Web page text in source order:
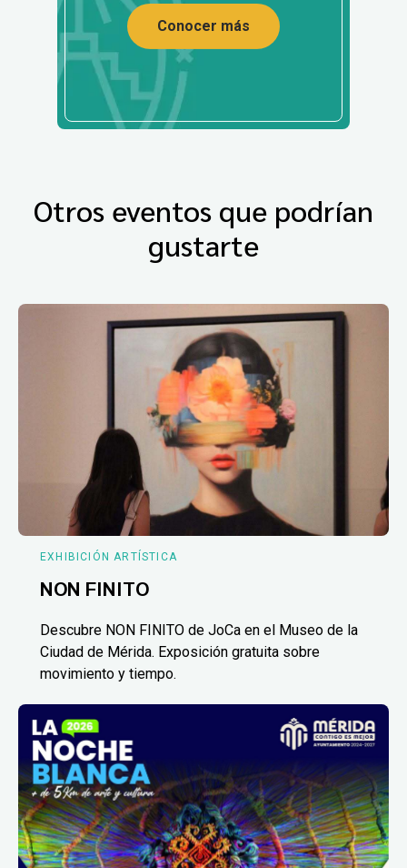
Conocer más
Otros eventos que podrían
gustarte
EXHIBICIÓN ARTÍSTICA
NON FINITO
Descubre NON FINITO de JoCa en el Museo de la
Ciudad de Mérida. Exposición gratuita sobre
movimiento y tiempo.